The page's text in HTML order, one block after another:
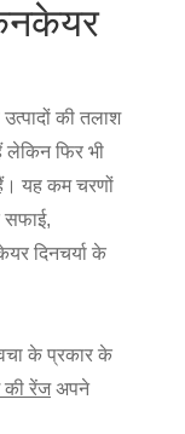
की तलाश
लेकिन फिर भी
यह कम चरणों
दिनचर्या के
के प्रकार के
की रेंजअपने